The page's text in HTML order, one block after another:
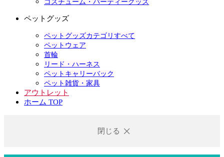
コスチューム・パーティーグッズ
ペットグッズ
ペットグッズカテゴリすべて
ペットウェア
首輪
リード・ハーネス
ペットキャリーバック
ペット雑貨・家具
アウトレット
ホーム TOP
閉じる